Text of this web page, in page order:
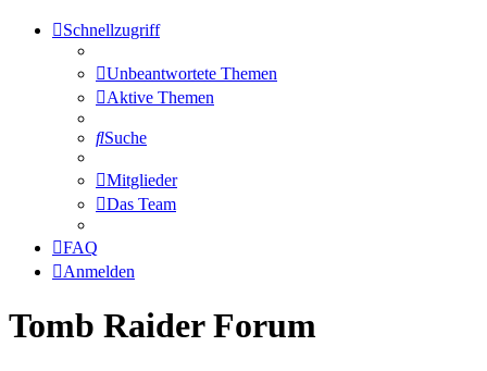
Schnellzugriff
Unbeantwortete Themen
Aktive Themen
Suche
Mitglieder
Das Team
FAQ
Anmelden
Tomb Raider Forum